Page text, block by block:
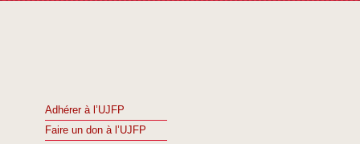
Adhérer à l’UJFP
Faire un don à l’UJFP